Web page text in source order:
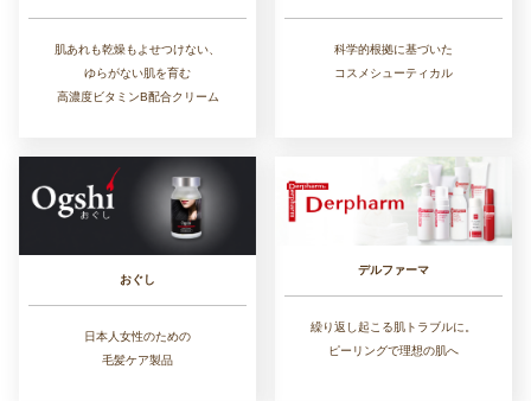
肌あれも乾燥もよせつけない、
ゆらがない肌を育む
高濃度ビタミンB配合クリーム
科学的根拠に基づいた
コスメシューティカル
おぐし
日本人女性のための
毛髪ケア製品
デルファーマ
繰り返し起こる肌トラブルに。
ピーリングで理想の肌へ